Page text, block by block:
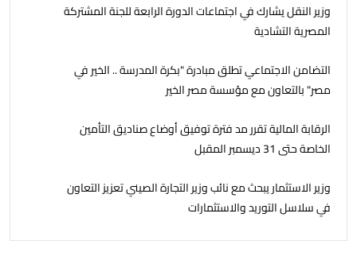
وزير النقل يشارك في اجتماعات الدورة الرابعة للجنة المشتركة
المصرية التشادية
التضامن الاجتماعي تطلق مبادرة "بكرة المدرسة .. الخير في
مصر" بالتعاون مع مؤسسة مصر الخير
الرقابة المالية تقرر مد فترة توفيق أوضاع صناديق التأمين
الخاصة حتى 31 ديسمبر المقبل
وزير الاستثمار يبحث مع نائب وزير التجارة الصيني تعزيز التعاون
في سلاسل التوريد والاستثمارات